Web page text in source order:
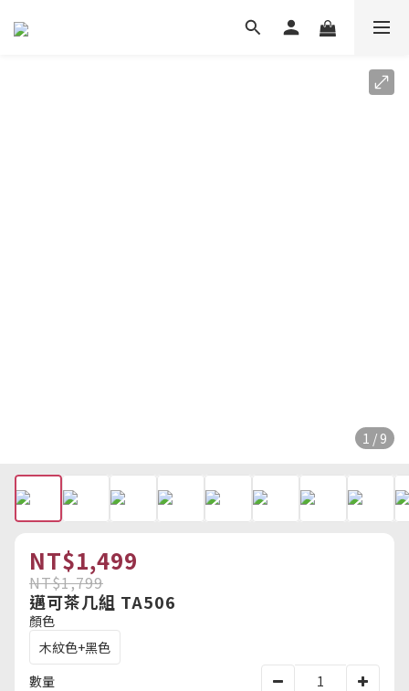
1 / 9
NT$1,499
NT$1,799
邁可茶几組 TA506
顏色
木紋色+黑色
數量